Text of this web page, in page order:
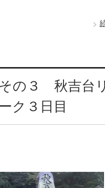
の３ 秋吉台
ク３日目